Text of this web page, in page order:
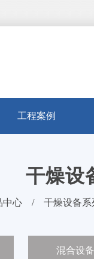
工程案例
干燥设
中心/ 干燥设备系
混合设